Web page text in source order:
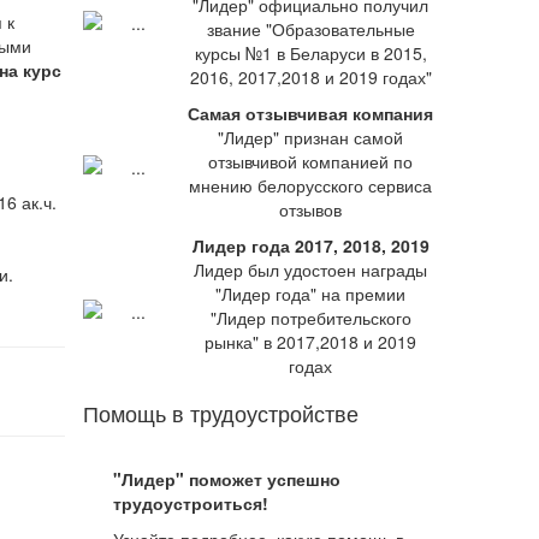
к
курс
ак.ч.
"Лидер" официально получил
звание "Образовательные
курсы №1 в Беларуси в 2015,
2016, 2017,2018 и 2019 годах"
Самая отзывчивая компания
"Лидер" признан самой
отзывчивой компанией по
мнению белорусского сервиса
отзывов
Лидер года 2017, 2018, 2019
Лидер был удостоен награды
"Лидер года" на премии
"Лидер потребительского
рынка" в 2017,2018 и 2019
годах
Помощь в трудоустройстве
"Лидер" поможет успешно
трудоустроиться!